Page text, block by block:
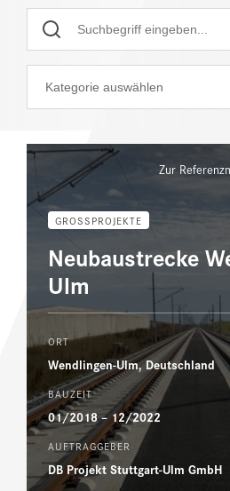
Zur
GROSSPROJEKTE
Neubaustrecke
Ulm
ORT
Wendlingen-Ulm, Deutschland
BAUZEIT
01/2018 – 12/2022
AUFTRAGGEBER
DB Projekt Stuttgart-Ulm GmbH